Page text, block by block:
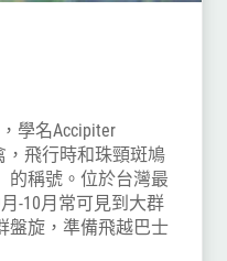
學名Accipiter
，飛行時和珠頸斑鳩
的稱號。位於台灣最
-10月常可見到大群
盤旋，準備飛越巴士